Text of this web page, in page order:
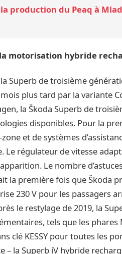
production du Peaq à
motorisation hybride
Superb de troisième
plus tard par la variante
la Škoda Superb de
disponibles. Pour la
et de systèmes
Le régulateur de vitesse
Le nombre
la première fois que Škoda
230 V pour les passagers
le restylage de 2019, la
tels que les
clé KESSY pour toutes les
– la Superb iV hybride